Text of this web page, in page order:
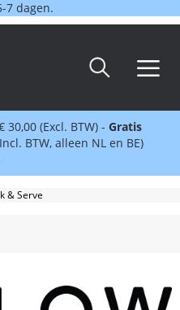
7 dagen.
(Excl. BTW) - Gratis
BTW, alleen NL en BE)
& Serve